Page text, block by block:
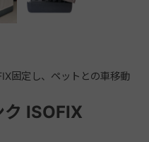
ク ISOFIX
固定し、ペットとの車移動